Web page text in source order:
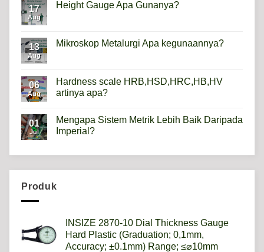
Apa
itu
17
Aug
Height Gauge Apa Gunanya?
Height
Gauge
13
Aug
Mikroskop Metalurgi Apa kegunaannya?
Mikroskop
Metalurgi
Apa
06
Aug
Hardness scale HRB,HSD,HRC,HB,HV
artinya apa?
on
Hardness
scale
01
Jul
Mengapa Sistem Metrik Lebih Baik Daripada
Imperial?
Lebih
Produk
INSIZE 2870-10 Dial Thickness Gauge
Hard Plastic (Graduation; 0,1mm,
Accuracy; ±0.1mm) Range; ≤⌀10mm